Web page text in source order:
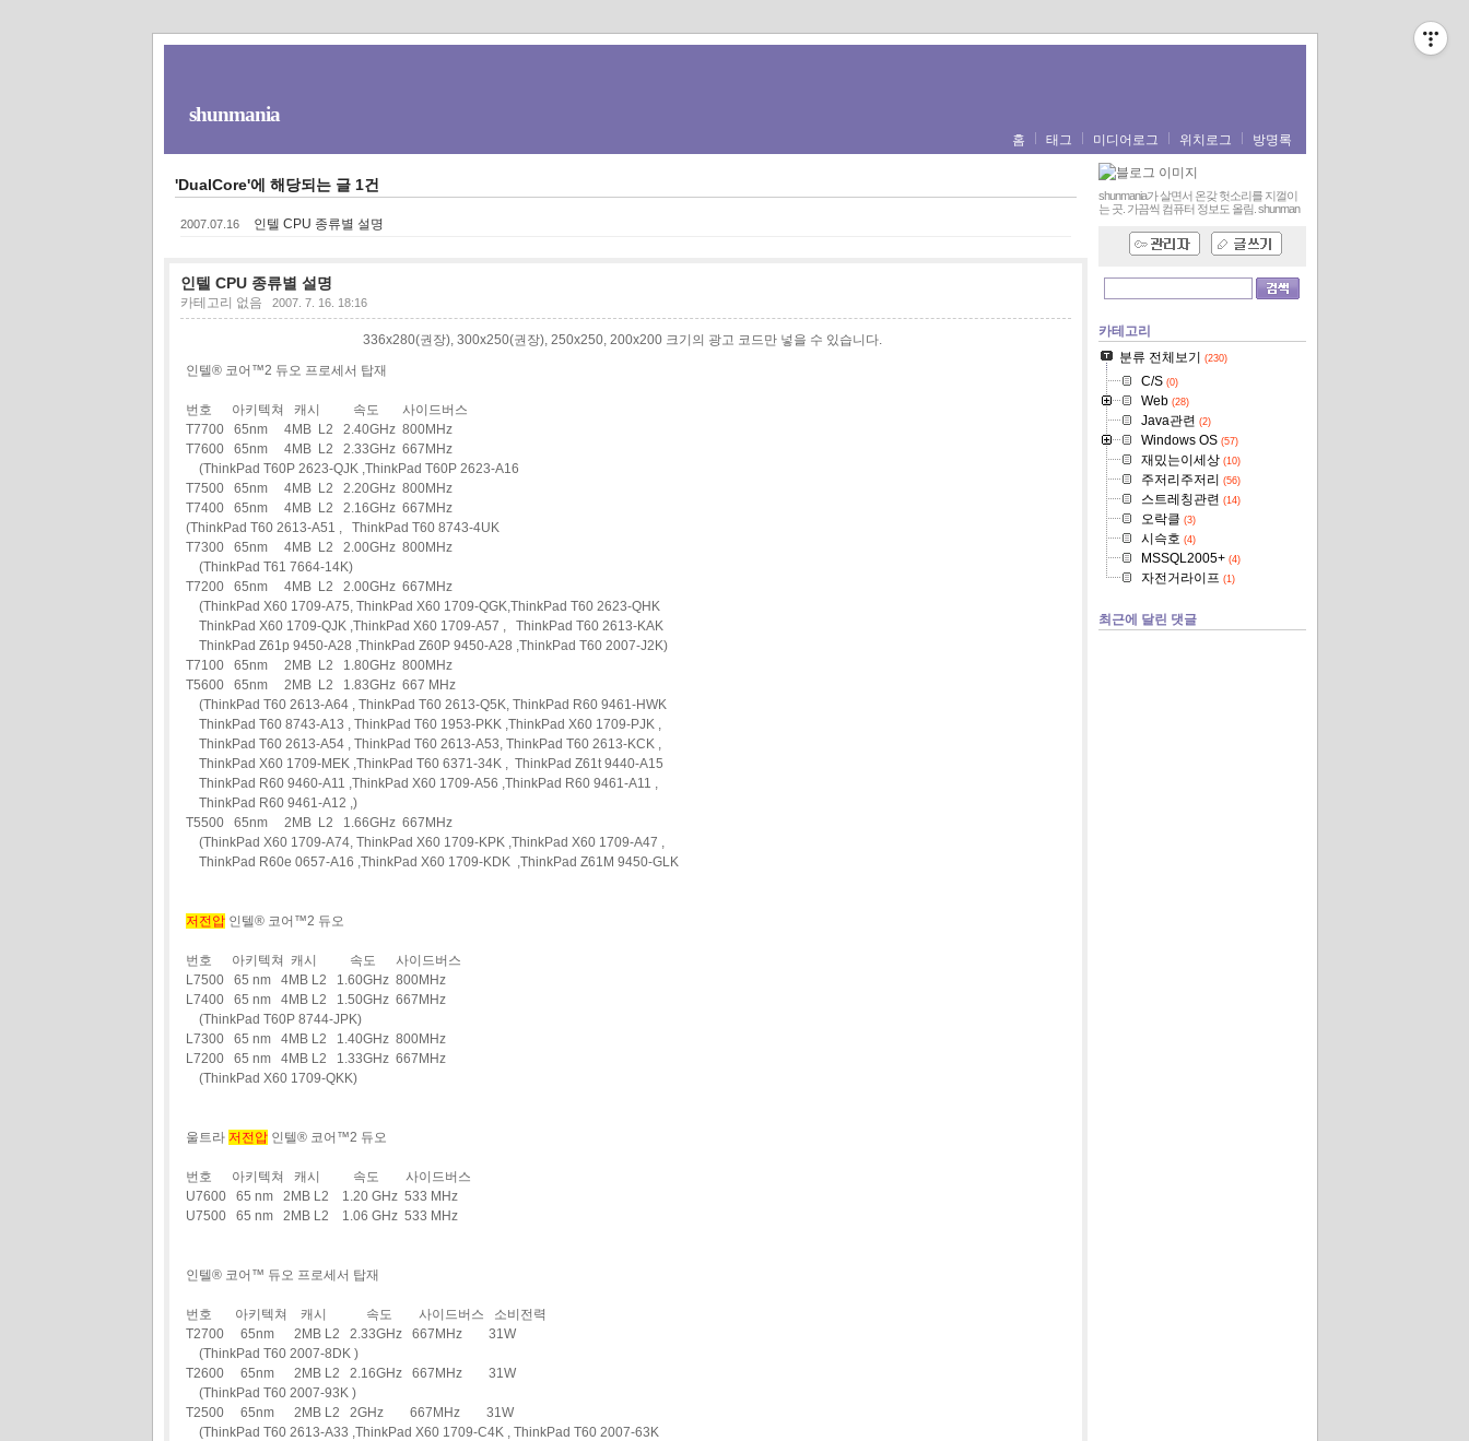
shunmania
홈 태그 미디어로그 위치로그 방명록
'DualCore'에 해당되는 글 1건
2007.07.16 인텔 CPU 종류별 설명
인텔 CPU 종류별 설명
카테고리 없음 2007. 7. 16. 18:16
336x280(권장), 300x250(권장), 250x250, 200x200 크기의 광고 코드만 넣을 수 있습니다.
인텔® 코어™2 듀오 프로세서 탑재
번호 아키텍쳐 캐시 속도 사이드버스
T7700 65nm 4MB L2 2.40GHz 800MHz
T7600 65nm 4MB L2 2.33GHz 667MHz
(ThinkPad T60P 2623-QJK ,ThinkPad T60P 2623-A16
T7500 65nm 4MB L2 2.20GHz 800MHz
T7400 65nm 4MB L2 2.16GHz 667MHz
(ThinkPad T60 2613-A51 , ThinkPad T60 8743-4UK
T7300 65nm 4MB L2 2.00GHz 800MHz
(ThinkPad T61 7664-14K)
T7200 65nm 4MB L2 2.00GHz 667MHz
(ThinkPad X60 1709-A75, ThinkPad X60 1709-QGK,ThinkPad T60 2623-QHK
ThinkPad X60 1709-QJK ,ThinkPad X60 1709-A57 , ThinkPad T60 2613-KAK
ThinkPad Z61p 9450-A28 ,ThinkPad Z60P 9450-A28 ,ThinkPad T60 2007-J2K)
T7100 65nm 2MB L2 1.80GHz 800MHz
T5600 65nm 2MB L2 1.83GHz 667 MHz
(ThinkPad T60 2613-A64 , ThinkPad T60 2613-Q5K, ThinkPad R60 9461-HWK
ThinkPad T60 8743-A13 , ThinkPad T60 1953-PKK ,ThinkPad X60 1709-PJK ,
ThinkPad T60 2613-A54 , ThinkPad T60 2613-A53, ThinkPad T60 2613-KCK ,
ThinkPad X60 1709-MEK ,ThinkPad T60 6371-34K , ThinkPad Z61t 9440-A15
ThinkPad R60 9460-A11 ,ThinkPad X60 1709-A56 ,ThinkPad R60 9461-A11 ,
ThinkPad R60 9461-A12 ,)
T5500 65nm 2MB L2 1.66GHz 667MHz
(ThinkPad X60 1709-A74, ThinkPad X60 1709-KPK ,ThinkPad X60 1709-A47 ,
ThinkPad R60e 0657-A16 ,ThinkPad X60 1709-KDK ,ThinkPad Z61M 9450-GLK
저전압인텔® 코어™2 듀오
번호 아키텍쳐 캐시 속도 사이드버스
L7500 65 nm 4MB L2 1.60GHz 800MHz
L7400 65 nm 4MB L2 1.50GHz 667MHz
(ThinkPad T60P 8744-JPK)
L7300 65 nm 4MB L2 1.40GHz 800MHz
L7200 65 nm 4MB L2 1.33GHz 667MHz
(ThinkPad X60 1709-QKK)
울트라 저전압인텔® 코어™2 듀오
번호 아키텍쳐 캐시 속도 사이드버스
U7600 65 nm 2MB L2 1.20 GHz 533 MHz
U7500 65 nm 2MB L2 1.06 GHz 533 MHz
인텔® 코어™ 듀오 프로세서 탑재
번호 아키텍쳐 캐시 속도 사이드버스 소비전력
T2700 65nm 2MB L2 2.33GHz 667MHz 31W
(ThinkPad T60 2007-8DK )
T2600 65nm 2MB L2 2.16GHz 667MHz 31W
(ThinkPad T60 2007-93K )
T2500 65nm 2MB L2 2GHz 667MHz 31W
(ThinkPad T60 2613-A33 ,ThinkPad X60 1709-C4K , ThinkPad T60 2007-63K
shunmania가 살면서 온갖 헛소리를 지껄이
는 곳. 가끔씩 컴퓨터 정보도 올림. shunman
카테고리
분류 전체보기
(230)
C/S(0)
Web(28)
Java관련 (2)
Windows OS(57)
재밌는이세상(10)
주저리주저리 (56)
스트레칭관련 (14)
오락클 (3)
시슥호 (4)
MSSQL2005+(4)
자전거라이프 (1)
최근에 달린 댓글